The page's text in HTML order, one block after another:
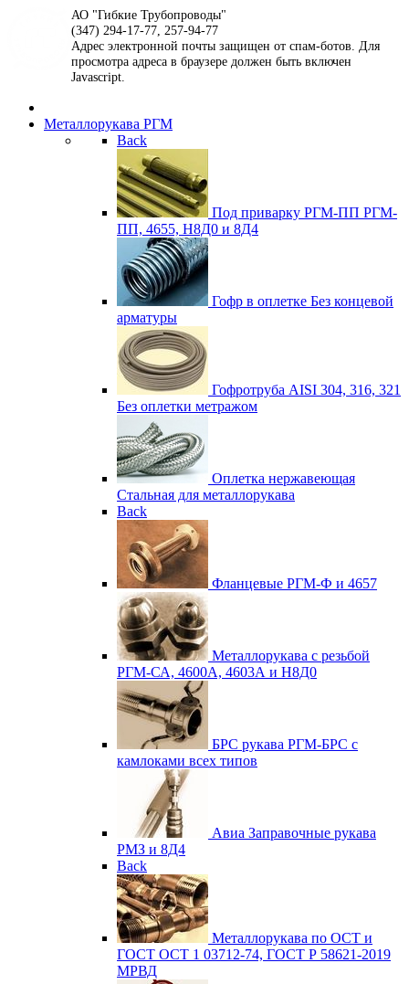
АО "Гибкие Трубопроводы"
(347) 294-17-77, 257-94-77
Адрес электронной почты защищен от спам-ботов. Для
просмотра адреса в браузере должен быть включен
Javascript.
Металлорукава РГМ
Back
Под приварку РГМ-ПП РГМ-
ПП, 4655, Н8Д0 и 8Д4
Гофр в оплетке Без концевой
арматуры
Гофротруба AISI 304, 316, 321
Без оплетки метражом
Оплетка нержавеющая
Стальная для металлорукава
Back
Фланцевые РГМ-Ф и 4657
Металлорукава с резьбой
РГМ-СА, 4600А, 4603А и Н8Д0
БРС рукава РГМ-БРС с
камлоками всех типов
Авиа Заправочные рукава
РМЗ и 8Д4
Back
Металлорукава по ОСТ и
ГОСТ ОСТ 1 03712-74, ГОСТ Р 58621-2019
МРВД